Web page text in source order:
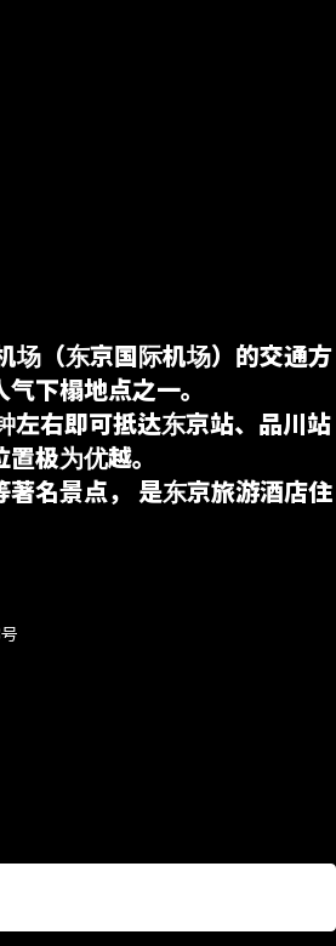
场（东京国际机场）的交通方
下榻地点之一。
左右即可抵达东京站、品川站
极为优越。
著名景点， 是东京旅游酒店住